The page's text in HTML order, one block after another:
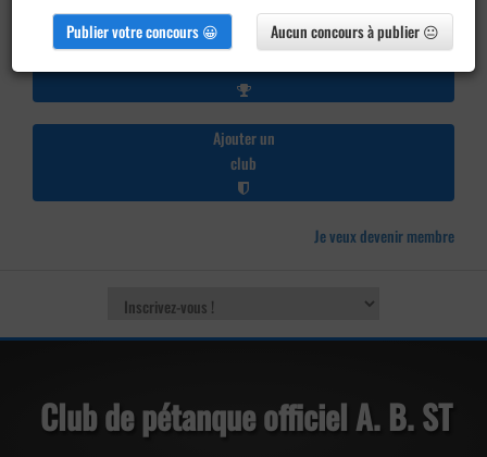
Publier un
Ajouter un
club
Je veux devenir membre
Club de pétanque officiel A. B. ST
Publier votre concours 😀 Aucun concours à publier 😐